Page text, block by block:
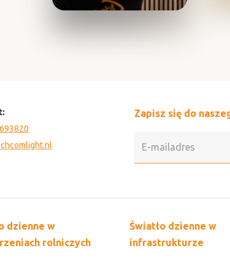
Zapisz się do
dzienne w
rolniczych
Światło dzienne w
infrastrukturze